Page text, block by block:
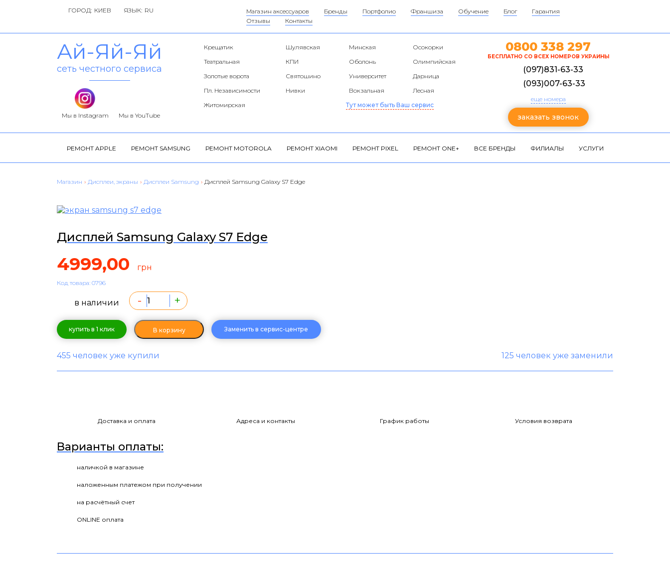
ГОРОД: ЯЗЫК: Магазин аксессуаров Бренды Портфолио Франшиза Обучение Блог
Гарантия
Отзывы
Контакты
Ай-Яй-Яй
сеть честного сервиса
Мы в Instagram Мы в YouTube
Крещатик Шулявская Минская
Осокорки
Театральная
КПИ Оболонь
Олимпийская
Золотые ворота
Святошино Университет
Дарница
Пл. Независимости
Нивки Вокзальная
Лесная
Житомирская
Тут может быть Ваш сервис
0800 338 297
БЕСПЛАТНО СО ВСЕХ НОМЕРОВ УКРАИНЫ
(097)831-63-33
(093)007-63-33
еще номера
заказать звонок
РЕМОНТ APPLE РЕМОНТ SAMSUNG РЕМОНТ MOTOROLA РЕМОНТ XIAOMI РЕМОНТ PIXEL РЕМОНТ ONE+ ВСЕ БРЕНДЫ ФИЛИАЛЫ УСЛУГИ
Магазин › Дисплеи, экраны › Дисплеи Samsung › Дисплей Samsung Galaxy S7 Edge
Дисплей Samsung Galaxy S7 Edge
4999,00 грн
Код товара: 0796
в наличии - +
купить в 1 клик В корзину Заменить в сервис-центре
455 человек уже купили 125 человек уже заменили
Доставка и оплата Адреса и контакты График работы Условия возврата
Варианты оплаты:
наличкой в магазине
наложенным платежом при получении
на расчётный счет
ONLINE оплата